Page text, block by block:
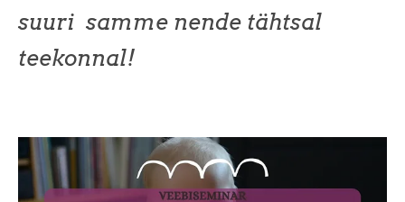
suuri samme nende tähtsal
teekonnal!